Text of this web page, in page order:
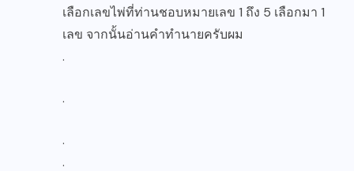
เลือกเลขไพ่ที่ท่านชอบหมายเลข 1 ถึง 5 เลือกมา 1
เลข จากนั้นอ่านคำทำนายครับผม
.
.
.
.